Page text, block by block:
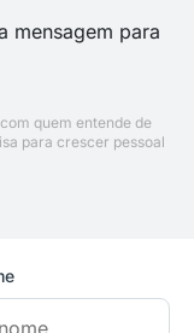
mensagem para
quem entende de
para crescer pessoal